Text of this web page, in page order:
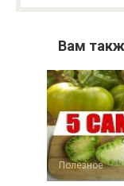
Вам
Полезное